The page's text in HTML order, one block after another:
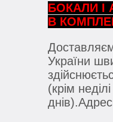
БОКАЛИ І
В
України
(крім